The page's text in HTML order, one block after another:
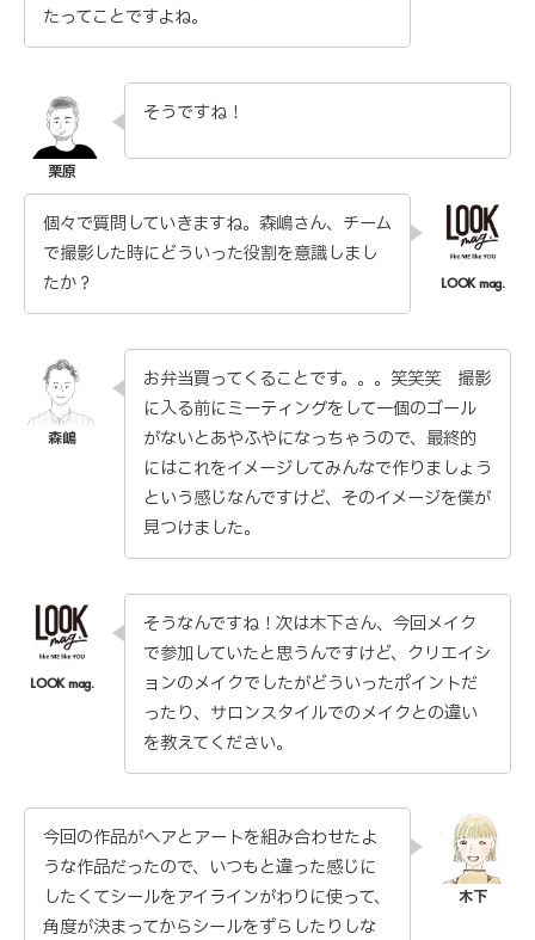
たってことですよね。
そうですね！
個々で質問していきますね。森嶋さん、チーム
で撮影した時にどういった役割を意識しまし
たか？
お弁当買ってくることです。。。笑笑笑 撮影
に入る前にミーティングをして一個のゴール
がないとあやふやになっちゃうので、最終的
にはこれをイメージしてみんなで作りましょう
という感じなんですけど、そのイメージを僕が
見つけました。
そうなんですね！次は木下さん、今回メイク
で参加していたと思うんですけど、クリエイシ
ョンのメイクでしたがどういったポイントだ
ったり、サロンスタイルでのメイクとの違い
を教えてください。
今回の作品がヘアとアートを組み合わせたよ
うな作品だったので、いつもと違った感じに
したくてシールをアイラインがわりに使って、
角度が決まってからシールをずらしたりしな